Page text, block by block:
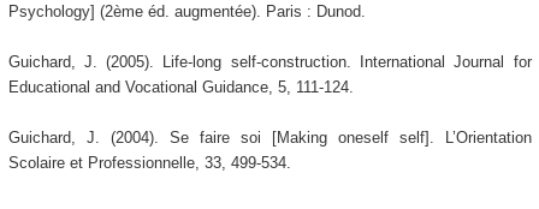
Psychology] (2ème éd. augmentée). Paris : Dunod.
Guichard, J. (2005). Life-long self-construction. International Journal for
Educational and Vocational Guidance, 5, 111-124.
Guichard, J. (2004). Se faire soi [Making oneself self]. L’Orientation
Scolaire et Professionnelle, 33, 499-534.